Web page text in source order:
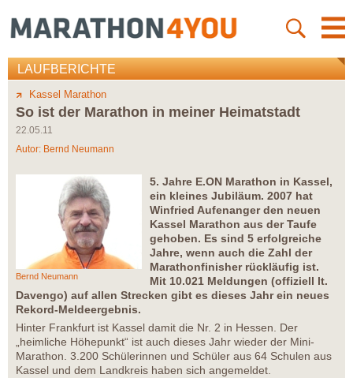
LAUFBERICHTE
Kassel Marathon
So ist der Marathon in meiner Heimatstadt
22.05.11
Autor: Bernd Neumann
Bernd Neumann
5. Jahre E.ON Marathon in Kassel,
ein kleines Jubiläum. 2007 hat
Winfried Aufenanger den neuen
Kassel Marathon aus der Taufe
gehoben. Es sind 5 erfolgreiche
Jahre, wenn auch die Zahl der
Marathonfinisher rückläufig ist.
Mit 10.021 Meldungen (offiziell lt.
Davengo) auf allen Strecken gibt es dieses Jahr ein neues
Rekord-Meldeergebnis.
Hinter Frankfurt ist Kassel damit die Nr. 2 in Hessen. Der
„heimliche Höhepunkt“ ist auch dieses Jahr wieder der Mini-
Marathon. 3.200 Schülerinnen und Schüler aus 64 Schulen aus
Kassel und dem Landkreis haben sich angemeldet.